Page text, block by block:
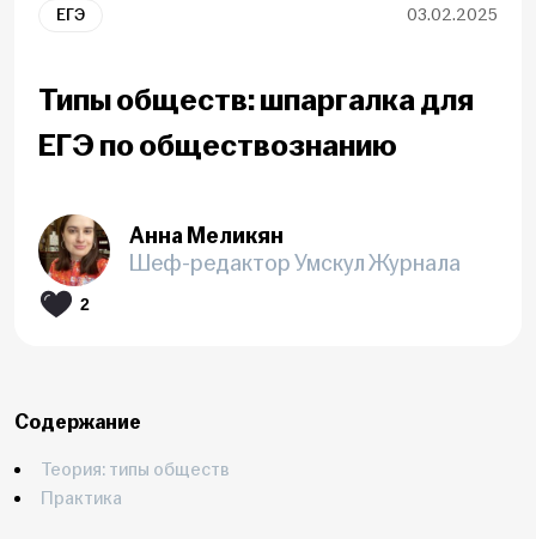
ЕГЭ 03.02.2025
Типы обществ: шпаргалка для
ЕГЭ по обществознанию
Анна Меликян
Шеф-редактор Умскул Журнала
2
Содержание
Теория: типы обществ
Практика